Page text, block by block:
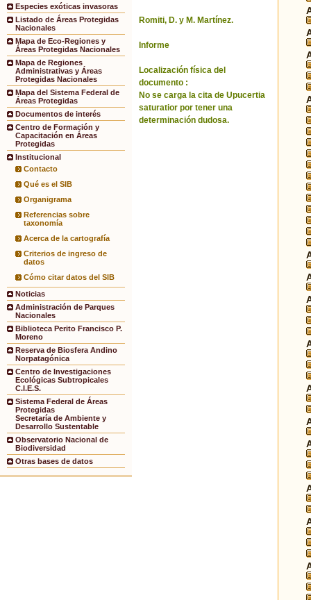
Especies exóticas invasoras
Listado de Áreas Protegidas
Nacionales
Mapa de Eco-Regiones y
Áreas Protegidas Nacionales
Mapa de Regiones
Administrativas y Áreas
Protegidas Nacionales
Mapa del Sistema Federal de
Áreas Protegidas
Documentos de interés
Centro de Formación y
Capacitación en Áreas
Protegidas
Institucional
Contacto
Qué es el SIB
Organigrama
Referencias sobre
taxonomía
Acerca de la cartografía
Criterios de ingreso de
datos
Cómo citar datos del SIB
Noticias
Administración de Parques
Nacionales
Biblioteca Perito Francisco P.
Moreno
Reserva de Biosfera Andino
Norpatagónica
Centro de Investigaciones
Ecológicas Subtropicales
C.I.E.S.
Sistema Federal de Áreas
Protegidas
Secretaría de Ambiente y
Desarrollo Sustentable
Observatorio Nacional de
Biodiversidad
Otras bases de datos
Romiti, D. y M. Martínez.
Informe
Localización física del
documento :
No se carga la cita de Upucertia
saturatior por tener una
determinación dudosa.